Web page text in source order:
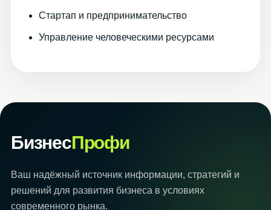
Стартап и предпринимательство
Управление человеческими ресурсами
БизнесПрофи
Ваш надёжный источник информации, стратегий и
решений для развития бизнеса в условиях
современного рынка.